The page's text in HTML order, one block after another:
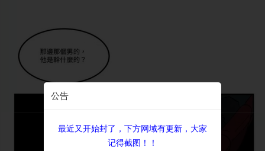
公告
最近又开始封了，下方网域有更新，大家
记得截图！！